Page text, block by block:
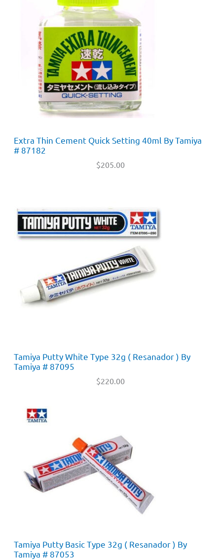
Extra Thin Cement Quick Setting 40ml By Tamiya
# 87182
$205.00
Tamiya Putty White Type 32g ( Resanador ) By
Tamiya # 87095
$220.00
Tamiya Putty Basic Type 32g ( Resanador ) By
Tamiya # 87053